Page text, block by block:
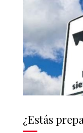
¿Estás